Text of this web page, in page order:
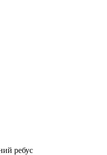
ребус